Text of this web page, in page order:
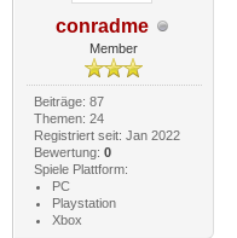
conradme
Member
Beiträge: 87
Themen: 24
Registriert seit: Jan 2022
Bewertung: 0
Spiele Plattform:
PC
Playstation
Xbox